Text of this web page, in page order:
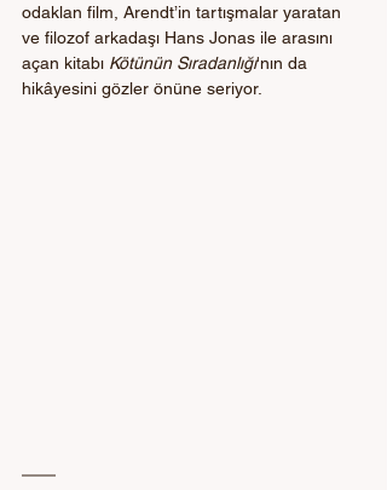
odaklan film, Arendt’in tartışmalar yaratan
ve filozof arkadaşı Hans Jonas ile arasını
açan kitabı Kötünün Sıradanlığı'nın da
hikâyesini gözler önüne seriyor.